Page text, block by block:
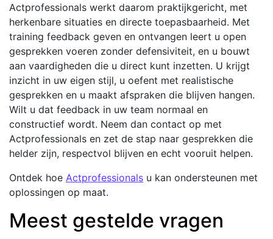
Actprofessionals werkt daarom praktijkgericht, met
herkenbare situaties en directe toepasbaarheid. Met
training feedback geven en ontvangen leert u open
gesprekken voeren zonder defensiviteit, en u bouwt
aan vaardigheden die u direct kunt inzetten. U krijgt
inzicht in uw eigen stijl, u oefent met realistische
gesprekken en u maakt afspraken die blijven hangen.
Wilt u dat feedback in uw team normaal en
constructief wordt. Neem dan contact op met
Actprofessionals en zet de stap naar gesprekken die
helder zijn, respectvol blijven en echt vooruit helpen.
Ontdek hoe Actprofessionals u kan ondersteunen met
oplossingen op maat.
Meest gestelde vragen